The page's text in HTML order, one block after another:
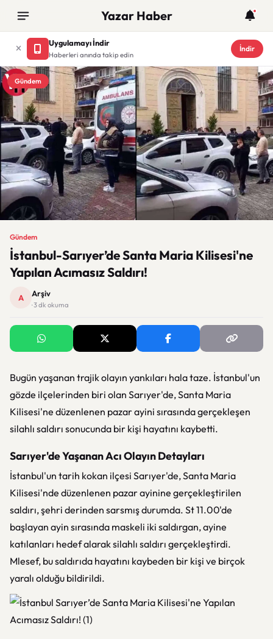
Yazar Haber
Uygulamayı İndir
Haberleri anında takip edin
İndir
Gündem
Gündem
İstanbul-Sarıyer’de Santa Maria Kilisesi'ne
Yapılan Acımasız Saldırı!
A Arşiv
· 3 dk okuma
Bugün yaşanan trajik olayın yankıları hala taze. İstanbul'un
gözde ilçelerinden biri olan Sarıyer'de, Santa Maria
Kilisesi'ne düzenlenen pazar ayini sırasında gerçekleşen
silahlı saldırı sonucunda bir kişi hayatını kaybetti.
Sarıyer'de Yaşanan Acı Olayın Detayları
İstanbul'un tarih kokan ilçesi Sarıyer'de, Santa Maria
Kilisesi'nde düzenlenen pazar ayinine gerçekleştirilen
saldırı, şehri derinden sarsmış durumda. St 11.00'de
başlayan ayin sırasında maskeli iki saldırgan, ayine
katılanları hedef alarak silahlı saldırı gerçekleştirdi.
Mlesef, bu saldırıda hayatını kaybeden bir kişi ve birçok
yaralı olduğu bildirildi.